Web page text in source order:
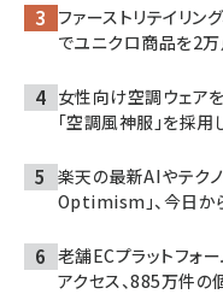
ファーストリテイリ
でユニクロ商品を2
女性向け空調ウェア
「空調風神服」を採用
楽天の最新AIやテク
Optimism」、今日か
老舗ECプラットフォ
アクセス、885万件